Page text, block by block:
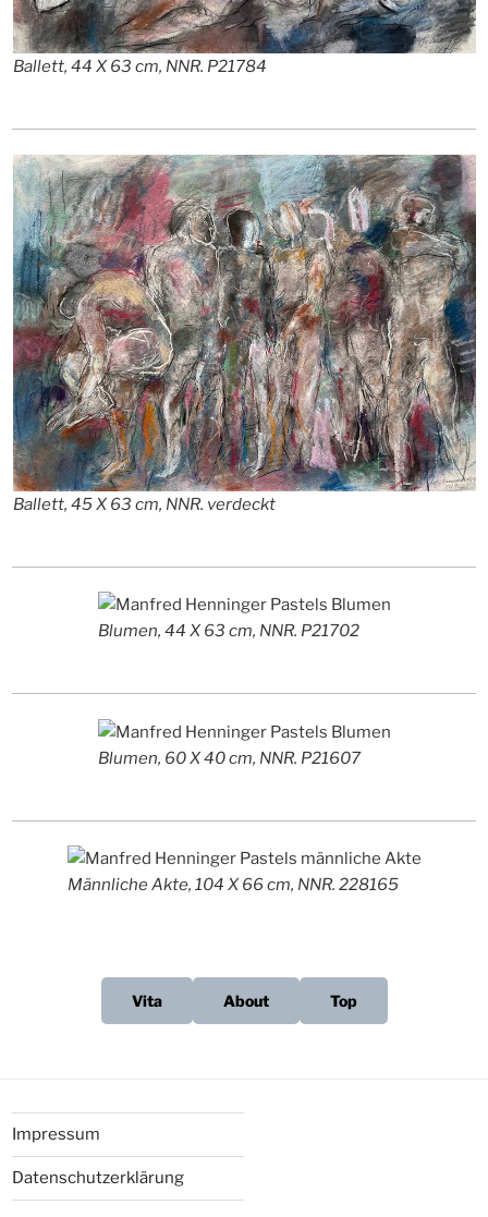
Ballett, 44 X 63 cm, NNR. P21784
Ballett, 45 X 63 cm, NNR. verdeckt
Blumen, 44 X 63 cm, NNR. P21702
Blumen, 60 X 40 cm, NNR. P21607
Männliche Akte, 104 X 66 cm, NNR. 228165
Vita About Top
Impressum
Datenschutzerklärung